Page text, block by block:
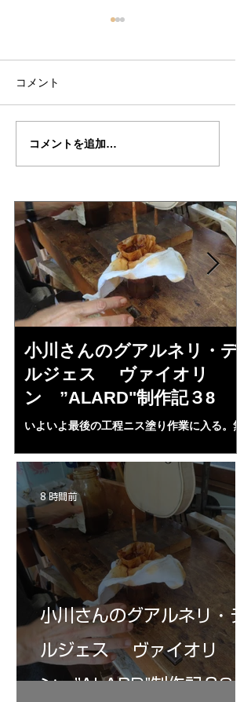
丸岡さん
コメント
コメントを追加…
小川さんのグアルネリ・デ
ルジェス ヴァイオリ
ン ”ALARD"制作記３8
いよいよ最後の工程ニス塗り作業に入る。無
ンタイン、スパイクラヴェンダーオイル，等
等を入れ３ケ月経過、ガーゼで濾し下地ニス
として３回ほど塗る。さらにそれをアルコー
ルで取る。ホワイト状態に戻す。自宅工房で
３０－４０回ニス塗りの手始めとなる・・。
小川さんのグアルネリ・デ
ルジェス ヴァイオリ
ン ”ALARD"制作記３8
8 時間前